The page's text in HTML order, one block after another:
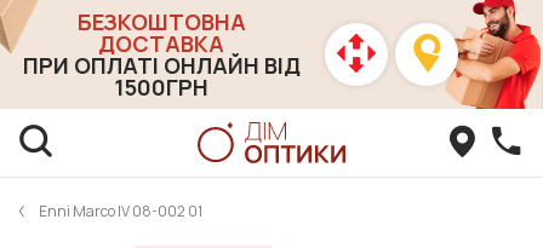
БЕЗКОШТОВНА
ДОСТАВКА
ПРИ ОПЛАТІ ОНЛАЙН ВІД
1500ГРН
Enni Marco IV 08-002 01